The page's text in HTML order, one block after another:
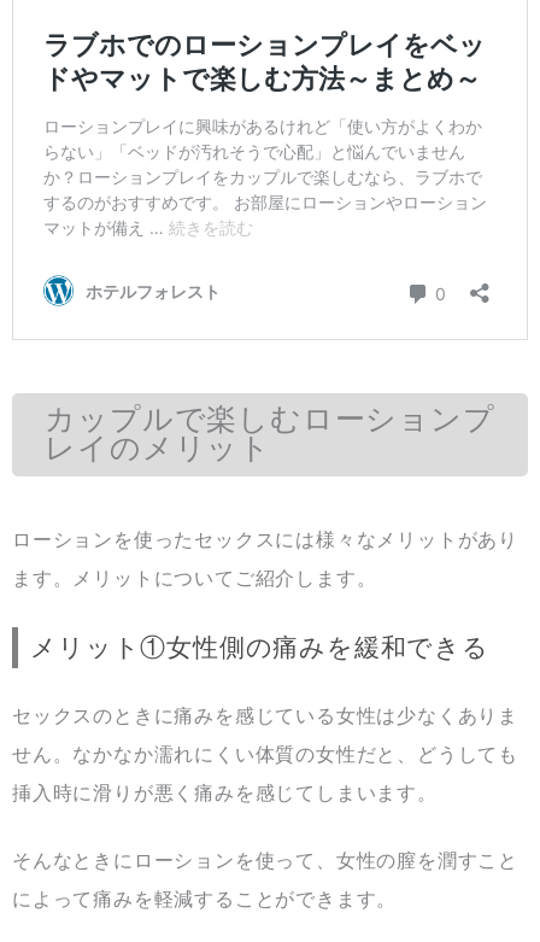
カップルで楽しむローションプ
レイのメリット
ローションを使ったセックスには様々なメリットがあり
ます。メリットについてご紹介します。
メリット①女性側の痛みを緩和できる
セックスのときに痛みを感じている女性は少なくありま
せん。なかなか濡れにくい体質の女性だと、どうしても
挿入時に滑りが悪く痛みを感じてしまいます。
そんなときにローションを使って、女性の膣を潤すこと
によって痛みを軽減することができます。